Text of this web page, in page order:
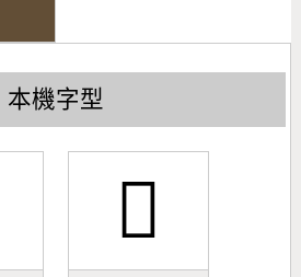
本機字型
𪫆